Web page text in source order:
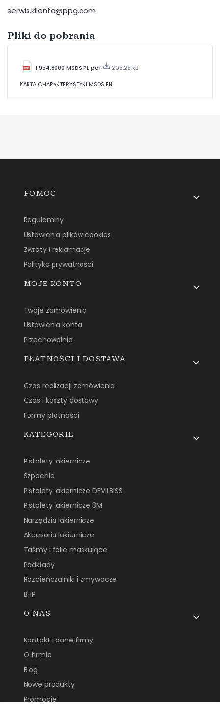
serwis.klienta@ppg.com
Pliki do pobrania
1.954.8000 MSDS PL.pdf 205.25 kB
KARTA CHARAKTERYSTYKI MSDS EN
Linki w stopce
POMOC
Regulaminy
Ustawienia plików cookies
Zwroty i reklamacje
Polityka prywatności
MOJE KONTO
Twoje zamówienia
Ustawienia konta
Przechowalnia
PŁATNOŚCI I DOSTAWA
Czas realizacji zamówienia
Czas i koszty dostawy
Formy płatności
KATEGORIE
Pistolety lakiernicze
Szpachle
Pistolety lakiernicze DEVILBISS
Pistolety lakiernicze 3M
Narzędzia lakiernicze
Akcesoria lakiernicze
Taśmy i folie maskujące
Podkłady
Rozcieńczalniki i zmywacze
BHP
O NAS
Kontakt i dane firmy
O firmie
Blog
Nowe produkty
Promocje